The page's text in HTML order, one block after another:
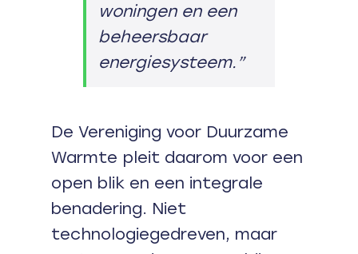
woningen en een
beheersbaar
energiesysteem.”
De Vereniging voor Duurzame
Warmte pleit daarom voor een
open blik en een integrale
benadering. Niet
technologiegedreven, maar